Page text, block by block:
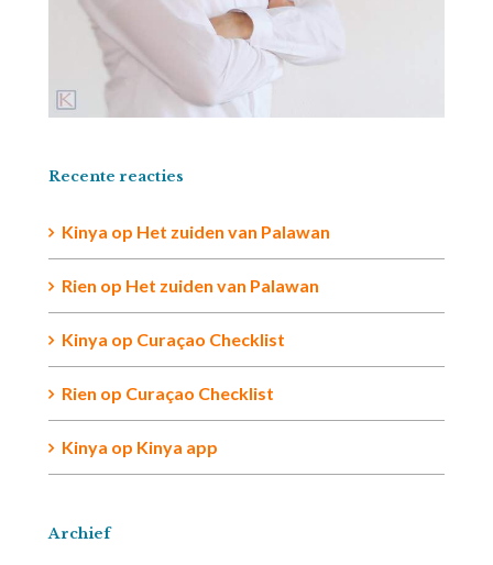
Recente reacties
Kinya op Het zuiden van Palawan
Rien op Het zuiden van Palawan
Kinya op Curaçao Checklist
Rien op Curaçao Checklist
Kinya op Kinya app
Archief